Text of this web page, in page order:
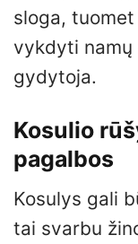
sloga,
vykdyti namų
gydytoja.
Kosulio
pagalbos
Kosulys gali
tai svarbu